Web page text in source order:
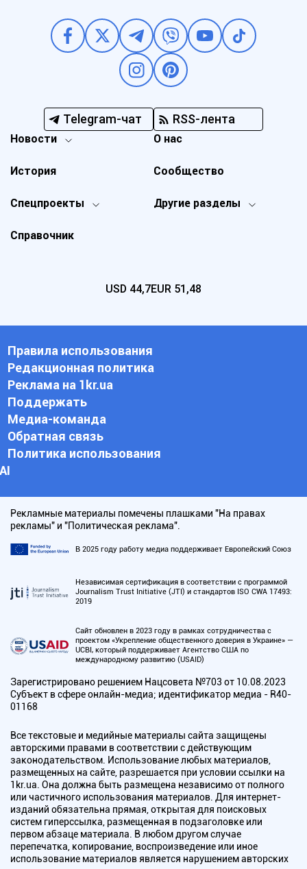
Telegram-чат RSS-лента
Новости
Спецпроекты Другие разделы
История
О нас
Справочник
Сообщество
USD 44,7EUR 51,48
Правила использования
Редакционная политика
Реклама на 1kr.ua
Поддержать
Медиа-команда
Обратная связь
Политика использования
АI
Рекламные материалы помечены плашками "На правах
рекламы" и "Политическая реклама".
В 2025 году работу медиа поддерживает Европейский Союз
Независимая сертификация в соответствии с программой
Journalism Trust Initiative (JTI) и стандартов ISO CWA 17493:
2019
Сайт обновлен в 2023 году в рамках сотрудничества с
проектом «Укрепление общественного доверия в Украине» —
UCBI, который поддерживает Агентство США по
международному развитию (USAID)
Зарегистрировано решением Нацсовета №703 от 10.08.2023
Субъект в сфере онлайн-медиа; идентификатор медиа - R40-
01168
Все текстовые и медийные материалы сайта защищены
авторскими правами в соответствии с действующим
законодательством. Использование любых материалов,
размещенных на сайте, разрешается при условии ссылки на
1kr.ua. Она должна быть размещена независимо от полного
или частичного использования материалов. Для интернет-
изданий обязательна прямая, открытая для поисковых
систем гиперссылка, размещенная в подзаголовке или
первом абзаце материала. В любом другом случае
перепечатка, копирование, воспроизведение или иное
использование материалов является нарушением авторских